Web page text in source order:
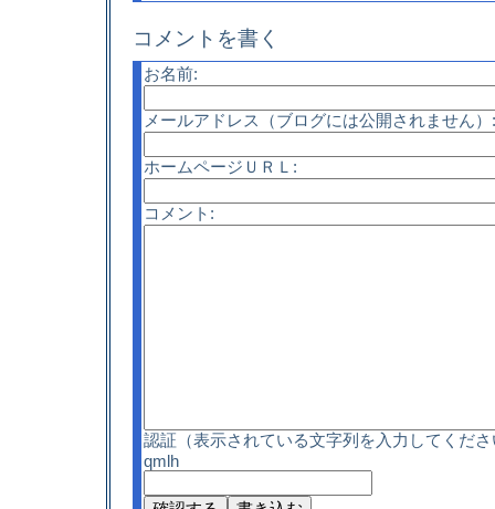
コメントを書く
お名前:
メールアドレス（ブログには公開されません）:
ホームページＵＲＬ:
コメント:
認証（表示されている文字列を入力してくだ
qmlh